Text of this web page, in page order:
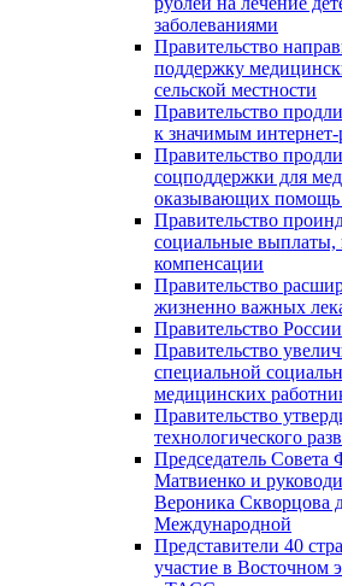
заболеваниями
Правительство
поддержку
сельской местности
Правительство
к значимым интернет-
Правительство
соцподдержки для
оказывающих
Правительство
социальные выплаты,
компенсации
Правительство
жизненно важных
Правительство России
Правительство
специальной
медицинских
Правительство
технологического
Председатель Совета
Матвиенко и
Вероника Скворцова
Международной
Представители 40
участие в Восточном